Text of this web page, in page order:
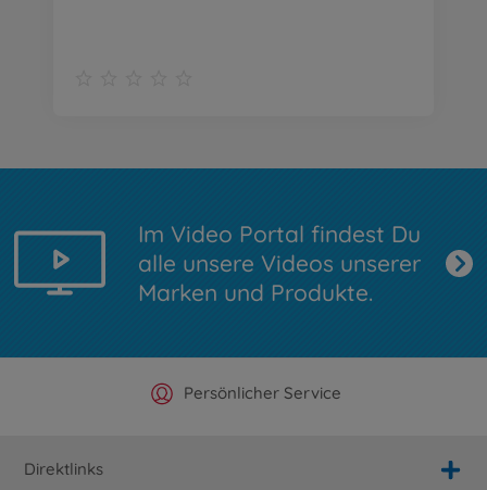
Im Video Portal findest Du
alle unsere Videos unserer
Marken und Produkte.
Offizieller Hersteller Shop
Persönlicher Service
Versandkostenfrei ab 25€
Schnelle Lieferung
Direktlinks